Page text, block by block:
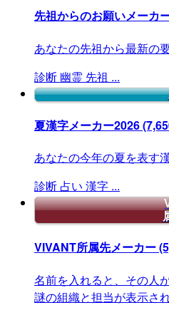
先祖からのお願いメーカ
あなたの先祖から最新の
診断 幽霊 先祖 ...
夏漢字メーカー2026
あなたの今年の夏を表す
診断 占い 漢字 ...
VIVANT所属先メーカー
名前を入れると、その人
謎の組織と担当が表示さ